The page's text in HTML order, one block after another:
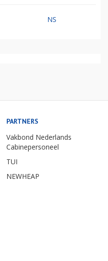
NS
PARTNERS
Vakbond Nederlands
Cabinepersoneel
TUI
NEWHEAP